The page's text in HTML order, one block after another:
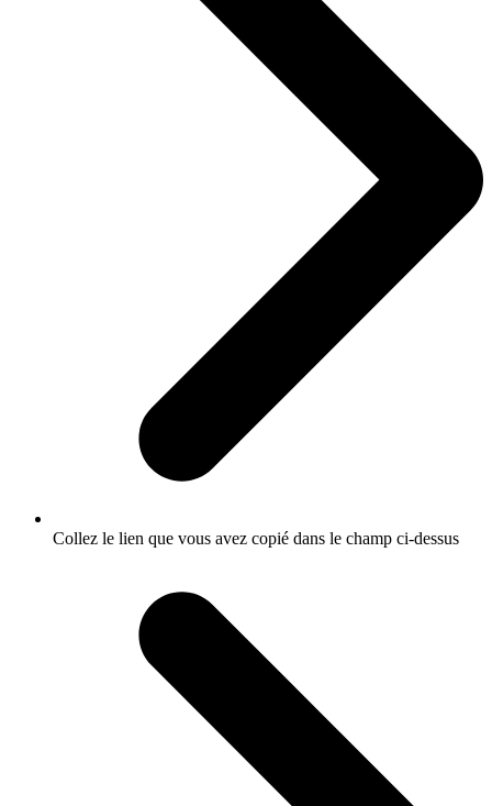
Collez le lien que vous avez copié dans le champ ci-dessus